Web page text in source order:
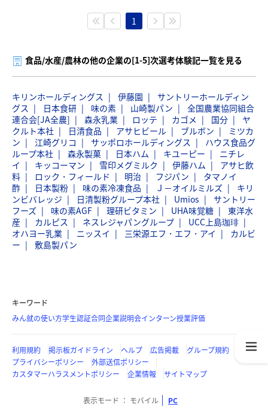
1
食品/水産/農林の他の企業の[1-5]次選考体験記一覧を見る
キリンホールディングス 伊藤園
サントリーホールディン
グス
日本食研 味の素 山崎製パン
全国農業協同組合
連合会[JA全農]
森永乳業 ロッテ カゴメ 国分
ヤ
クルト本社
日清食品 アサヒビール ブルボン
ミツカ
ン
江崎グリコ サッポロホールディングス
ハウス食品グ
ループ本社
森永製菓 日本ハム キユーピー
ニチレ
イ
キッコーマン 雪印メグミルク 伊藤ハム
アサヒ飲
料
ロック・フィールド 明治 フジパン
タマノイ
酢
日本製粉 味の素冷凍食品 Ｊ－オイルミルズ
キリ
ンビバレッジ
日清製粉グループ本社 Umios
サントリー
フーズ
味の素AGF 理研ビタミン UHA味覚糖
東洋水
産
カルピス ネスレジャパングループ
UCC上島珈琲
オハヨー乳業
ニッスイ 三栄源エフ・エフ・アイ
カルビ
ー
敷島製パン
キーワード
みん就の使い方学生認証合同企業説明会インターン授業評価
利用規約 掲示板ガイドライン ヘルプ 広告掲載
グループ規約
プライバシーポリシー
外部送信ポリシー
カスタマーハラスメントポリシー
企業情報 サイトマップ
表示モード モバイル PC